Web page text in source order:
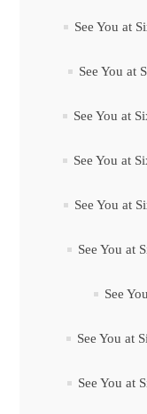
See You at
See You at
See You at
See You at
See You at
See You at
See
See You at
See You at